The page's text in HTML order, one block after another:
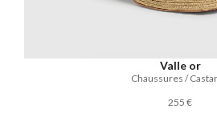
Valle or
Chaussures /
255 €